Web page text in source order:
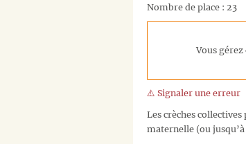
Nombre de place : 23
Vous gérez
⚠️ Signaler une erreur
Les crèches
maternelle (ou jusqu’à